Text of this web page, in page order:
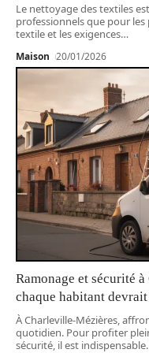
Le nettoyage des textiles
professionnels que pour les
textile et les exigences…
Maison 20/01/2026
Ramonage et sécurité
chaque habitant
À Charleville-Mézières,
quotidien. Pour profiter
sécurité, il est indispensable